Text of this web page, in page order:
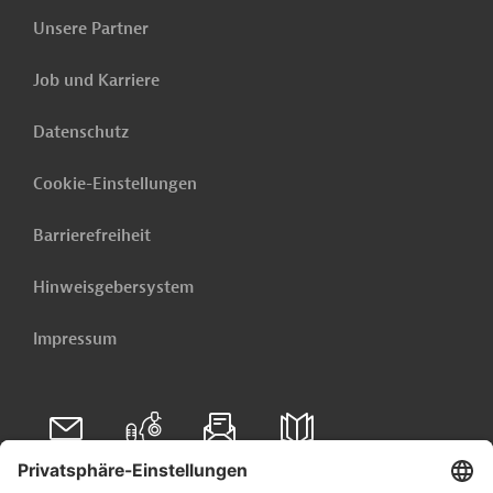
Unsere Partner
Job und Karriere
Datenschutz
Cookie-Einstellungen
Barrierefreiheit
Hinweisgebersystem
Impressum